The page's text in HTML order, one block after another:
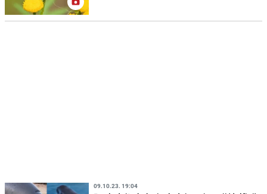
09.10.23. 19:04